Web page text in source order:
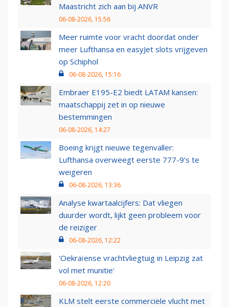
Maastricht zich aan bij ANVR
06-08-2026, 15:56
Meer ruimte voor vracht doordat onder
meer Lufthansa en easyJet slots vrijgeven
op Schiphol
06-08-2026, 15:16
Embraer E195-E2 biedt LATAM kansen:
maatschappij zet in op nieuwe
bestemmingen
06-08-2026, 14:27
Boeing krijgt nieuwe tegenvaller:
Lufthansa overweegt eerste 777-9’s te
weigeren
06-08-2026, 13:36
Analyse kwartaalcijfers: Dat vliegen
duurder wordt, lijkt geen probleem voor
de reiziger
06-08-2026, 12:22
'Oekraïense vrachtvliegtuig in Leipzig zat
vol met munitie'
06-08-2026, 12:20
KLM stelt eerste commerciële vlucht met